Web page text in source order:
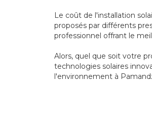
Le coût de l'installation
proposés par différents
professionnel offrant le
Alors, quel que soit votre
technologies solaires
l'environnement à